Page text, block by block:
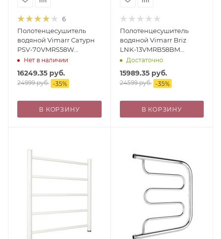
6
Полотенцесушитель
водяной Vimarr Сатурн
PSV-70VMRS58W
500х800 лесенка, с
фитингами в комплекте,
белый матовый
Нет в наличии
16249.35 руб.
24999руб. -35%
В КОРЗИНУ
Полотенцесушитель
водяной Vimarr Briz
LNK-13VMRB58BM
500х800 лесенка, с
фитингами в комплекте,
черный матовый (муар)
Достаточно
15989.35руб.
24599руб. -35%
В КОРЗИНУ